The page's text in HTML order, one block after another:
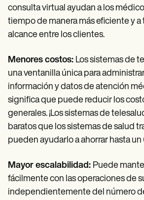
consulta virtual ayudan a los
tiempo de manera más eficiente y a
alcance entre los clientes.
Menores costos: Los sistemas de
una ventanilla única para
información y datos de atención
significa que puede reducir los
generales. ¡Los sistemas de
baratos que los sistemas de salud
pueden ayudarlo a ahorrar hasta un
Mayor escalabilidad: Puede
fácilmente con las operaciones de
independientemente del número